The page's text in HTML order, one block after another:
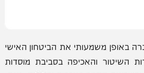
באופן משמעותי את הביטחון האישי
השיטור והאכיפה בסביבת מוסדות